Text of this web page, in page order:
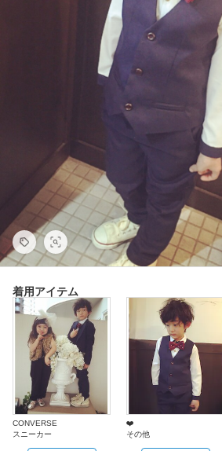
着用アイテム
CONVERSE
スニーカー
❤️
その他